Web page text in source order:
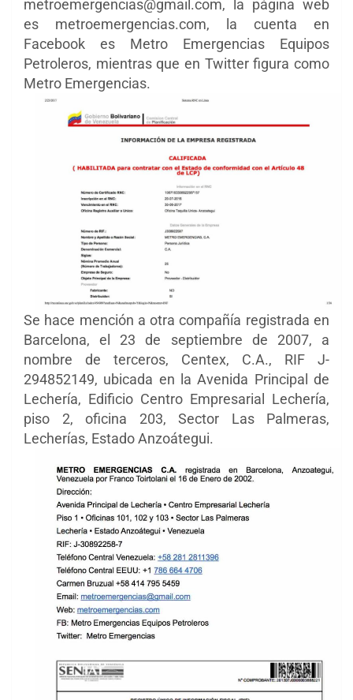
metroemergencias@gmail.com, la página web
es metroemergencias.com, la cuenta en
Facebook es Metro Emergencias Equipos
Petroleros, mientras que en Twitter figura como
Metro Emergencias.
Se hace mención a otra compañía registrada en
Barcelona, el 23 de septiembre de 2007, a
nombre de terceros, Centex, C.A., RIF J-
294852149, ubicada en la Avenida Principal de
Lechería, Edificio Centro Empresarial Lechería,
piso 2, oficina 203, Sector Las Palmeras,
Lecherías, Estado Anzoátegui.